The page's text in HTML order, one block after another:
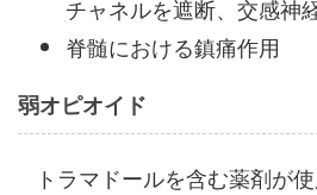
チャネルを遮断、交感神
脊髄における鎮痛作用
弱オピオイド
トラマドールを含む薬剤が使